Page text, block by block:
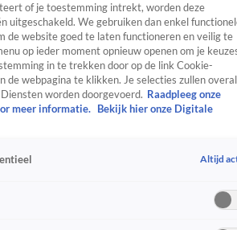
SpraakmakendRealityCrimeVideo's
of je toestemming intrekt, worden deze
uitgeschakeld. We gebruiken dan enkel
de website goed te laten functioneren en veilig te
op ieder moment opnieuw openen om je
in te trekken door op de link Cookie-
de webpagina te klikken. Je selecties zullen overal
worden doorgevoerd. Raadpleeg onze
meer informatie.
Bekijk hier onze Digitale
Altijd